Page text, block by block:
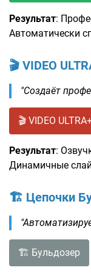
Результат:
Автоматически
🎬 VIDEO
"Создаёт
🎬 VIDEO
Результат:
Динамичные
🏗️ Цепочки
🏗️ Бульдозер